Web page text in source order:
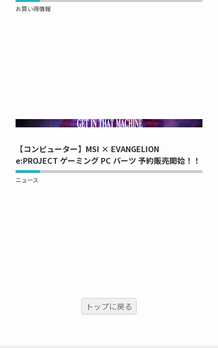
お買い得情報
NOW PRINTING...
【コンピューター】MSI × EVANGELION
e:PROJECT ゲーミング PC パーツ 予約販売開始！！
ニュース
トップに戻る